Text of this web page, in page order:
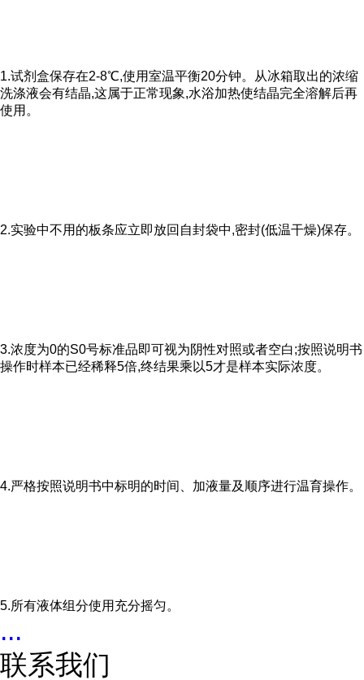
1.试剂盒保存在2-8℃,使用室温平衡20分钟。从冰箱取出的浓缩
洗涤液会有结晶,这属于正常现象,水浴加热使结晶完全溶解后再
使用。
2.实验中不用的板条应立即放回自封袋中,密封(低温干燥)保存。
3.浓度为0的S0号标准品即可视为阴性对照或者空白;按照说明书
操作时样本已经稀释5倍,终结果乘以5才是样本实际浓度。
4.严格按照说明书中标明的时间、加液量及顺序进行温育操作。
5.所有液体组分使用充分摇匀。
...
联系我们